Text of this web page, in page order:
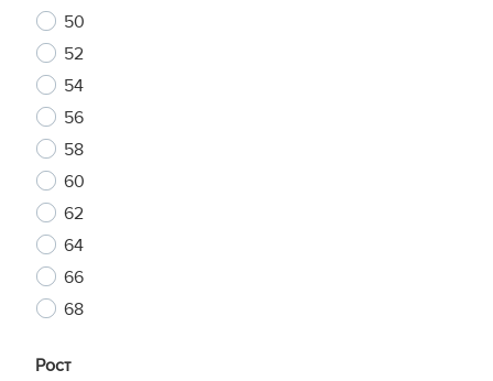
50
52
54
56
58
60
62
64
66
68
Рост